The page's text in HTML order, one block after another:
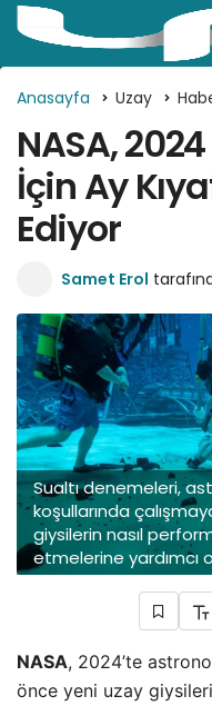
Anasayfa Uzay
NASA,
İçin Ay
Ediyor
Samet Erol
Sualtı denemeleri,
koşullarında
giysilerin nasıl
etmelerine yardımcı
NASA, 2024’te
önce yeni uzay